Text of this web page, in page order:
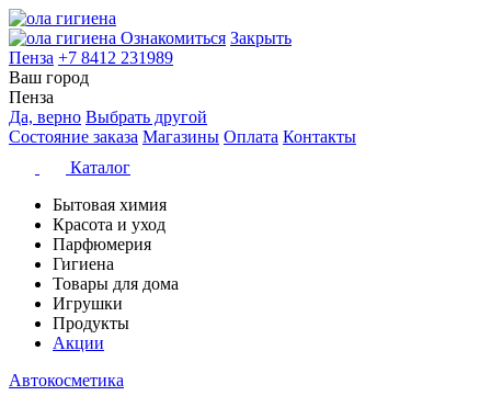
Ознакомиться Закрыть
Пенза +7 8412 231989
Ваш город
Пенза
Да, верно Выбрать другой
Состояние заказа Магазины Оплата Контакты
Каталог
Бытовая химия
Красота и уход
Парфюмерия
Гигиена
Товары для дома
Игрушки
Продукты
Акции
Автокосметика